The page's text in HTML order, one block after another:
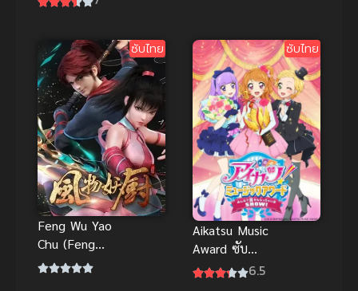
สเก็ต พากย์
ไทย
ซับไทย
Feng Wu Yao
Chu (Feng
wu Demon
ซับไทย
Aikatsu Music
Award ซับ
ไทย
6.5